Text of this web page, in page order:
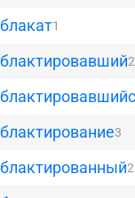
1
2
3
2